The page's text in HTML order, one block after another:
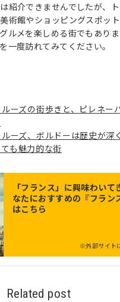
紹介できませんでしたが、
術館やショッピングスポッ
ルメを楽しめる街でもあり
一度訪れてみてください。
ーズの街歩きと、ピレネー
ーズ、ボルドーは歴史が深
も魅力的な街
「フランス」に興味わいて
なたにおすすめの『フラン
はこちら
※外部サイト
Related post